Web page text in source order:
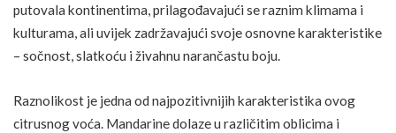
putovala kontinentima, prilagođavajući se raznim klimama i
kulturama, ali uvijek zadržavajući svoje osnovne karakteristike
– sočnost, slatkoću i živahnu narančastu boju.
Raznolikost je jedna od najpozitivnijih karakteristika ovog
citrusnog voća. Mandarine dolaze u različitim oblicima i